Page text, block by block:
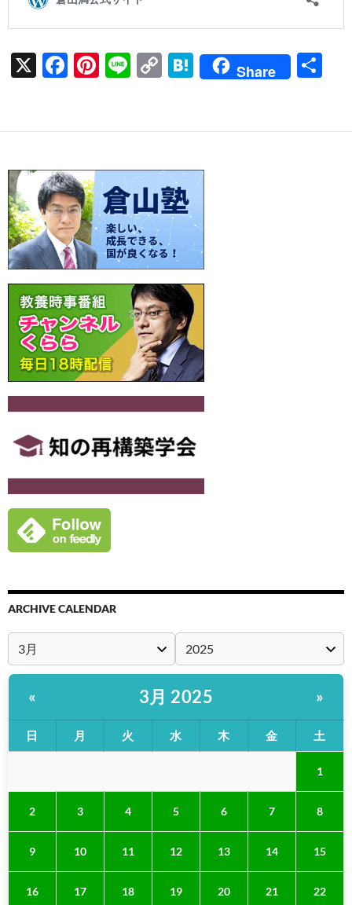
X
F
b
o
o
k
Pi
es
t
Li
C
y
Li
n
k
H
n
a
Share
ARCHIVE CALENDAR
« 3月 2025 »
日 月 火 水 木 金 土
1
2 3 4 5 6 7 8
9 10 11 12 13 14 15
16 17 18 19 20 21 22